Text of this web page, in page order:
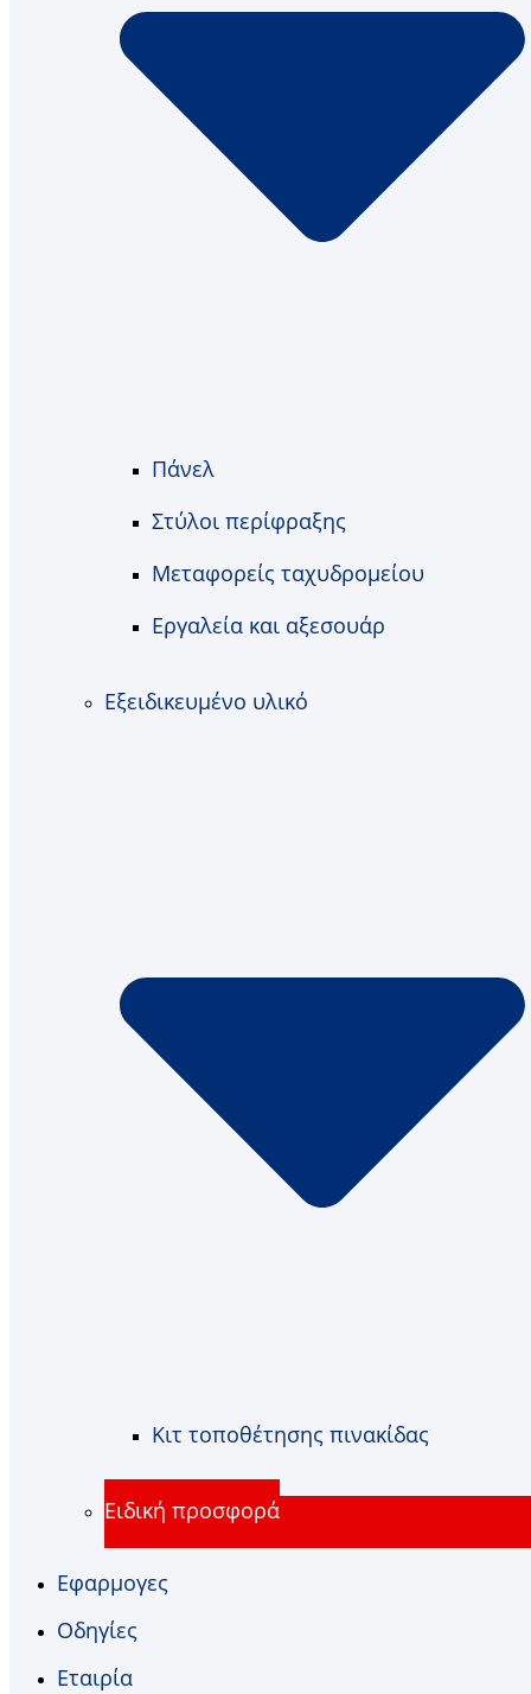
Πάνελ
Στύλοι περίφραξης
Μεταφορείς ταχυδρομείου
Εργαλεία και αξεσουάρ
Εξειδικευμένο υλικό
Κιτ τοποθέτησης πινακίδας
Ειδική προσφορά
Εφαρμογες
Οδηγίες
Εταιρία